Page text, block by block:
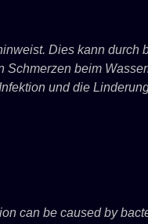
Dies kann durch
Schmerzen beim
und die
can be caused by